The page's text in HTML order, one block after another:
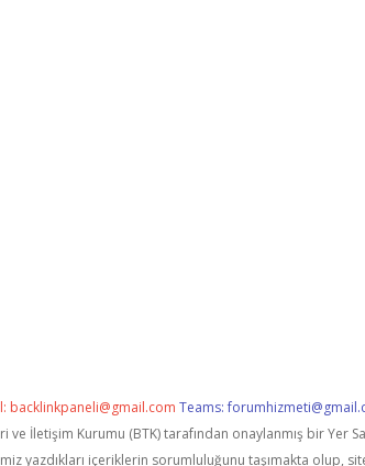
backlinkpaneli@gmail.com Teams:
ve İletişim Kurumu (BTK) tarafından onaylanmış bir
yazdıkları içeriklerin sorumluluğunu taşımakta olup,